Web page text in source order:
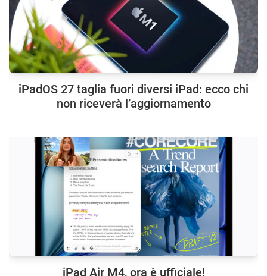
iPadOS 27 taglia fuori diversi iPad: ecco chi
non riceverà l’aggiornamento
iPad Air M4, ora è ufficiale!